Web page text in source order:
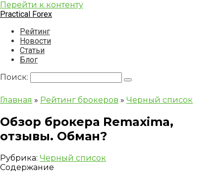
Перейти к контенту
Practical Forex
Рейтинг
Новости
Статьи
Блог
Поиск:
Главная » Рейтинг брокеров » Черный список
Обзор брокера Remaxima,
отзывы. Обман?
Рубрика: Черный список
Содержание